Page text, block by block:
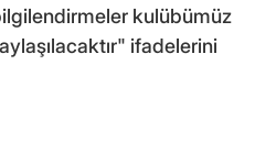
kulübümüz
ifadelerini